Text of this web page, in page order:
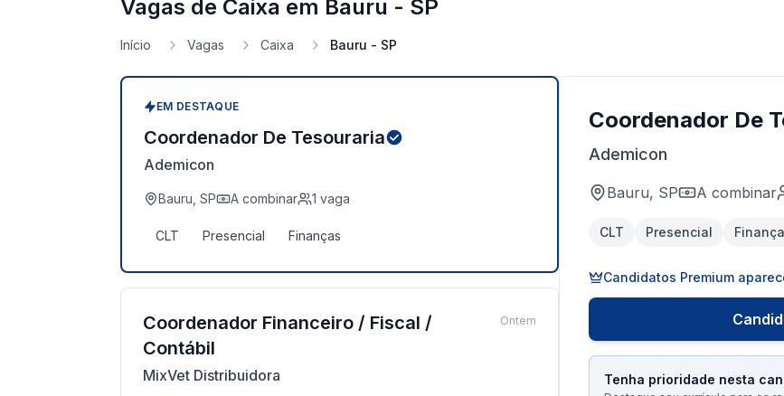
Vagas de Caixa em Bauru - SP
Início Vagas Caixa Bauru - SP
EM DESTAQUE
Coordenador De Tesouraria
Ademicon
Bauru, SP A combinar 1 vaga
CLT Presencial Finanças
Coordenador Financeiro / Fiscal /
Contábil
MixVet Distribuidora
Ontem
Coordenador De
Ademicon
Bauru, SP A combinar
CLT Presencial
Candidatos Premium
Tenha prioridade nesta